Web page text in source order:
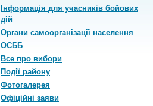
Інформація для учасників бойових
дій
Органи самоорганiзацiї населення
ОСББ
Все про вибори
Події району
Фотогалерея
Офіційні заяви